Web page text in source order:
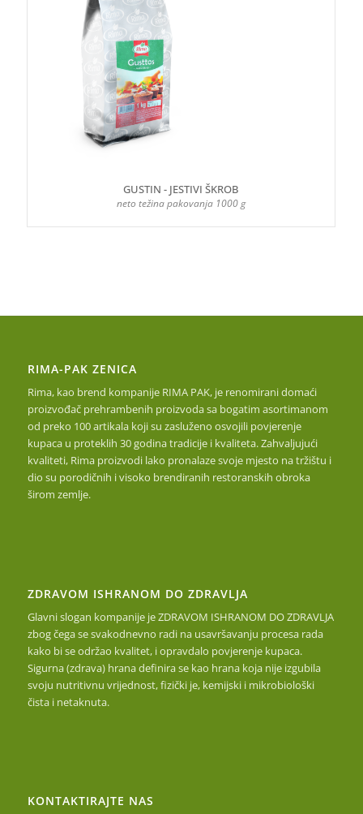
GUSTIN - JESTIVI ŠKROB
neto težina pakovanja 1000 g
RIMA-PAK ZENICA
Rima, kao brend kompanije RIMA PAK, je renomirani domaći
proizvođač prehrambenih proizvoda sa bogatim asortimanom
od preko 100 artikala koji su zasluženo osvojili povjerenje
kupaca u proteklih 30 godina tradicije i kvaliteta. Zahvaljujući
kvaliteti, Rima proizvodi lako pronalaze svoje mjesto na tržištu i
dio su porodičnih i visoko brendiranih restoranskih obroka
širom zemlje.
ZDRAVOM ISHRANOM DO ZDRAVLJA
Glavni slogan kompanije je ZDRAVOM ISHRANOM DO ZDRAVLJA
zbog čega se svakodnevno radi na usavršavanju procesa rada
kako bi se održao kvalitet, i opravdalo povjerenje kupaca.
Sigurna (zdrava) hrana definira se kao hrana koja nije izgubila
svoju nutritivnu vrijednost, fizički je, kemijski i mikrobiološki
čista i netaknuta.
KONTAKTIRAJTE NAS